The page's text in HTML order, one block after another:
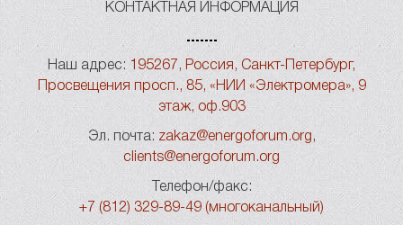
КОНТАКТНАЯ ИНФОРМАЦИЯ
Наш адрес: 195267, Россия, Санкт-Петербург,
Просвещения просп., 85, «НИИ «Электромера», 9
этаж, оф.903
Эл. почта: zakaz@energoforum.org ,
clients@energoforum.org
Телефон/факс:
+7 (812) 329-89-49 (многоканальный)